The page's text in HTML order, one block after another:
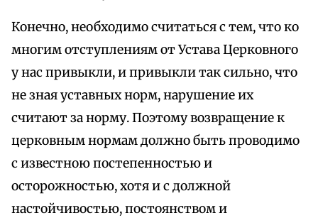
Конечно, необходимо считаться с тем, что ко
многим отступлениям от Устава Церковного
у нас привыкли, и привыкли так сильно, что
не зная уставных норм, нарушение их
считают за норму. Поэтому возвращение к
церковным нормам должно быть проводимо
с известною постепенностью и
осторожностью, хотя и с должной
настойчивостью, постоянством и